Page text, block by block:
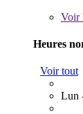
Voir
Heures
Voir tout
Lun